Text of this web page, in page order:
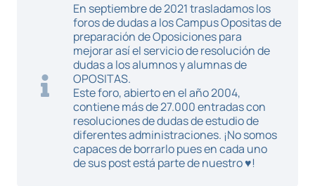
En septiembre de 2021 trasladamos los
foros de dudas a los Campus Opositas de
preparación de Oposiciones para
mejorar así el servicio de resolución de
dudas a los alumnos y alumnas de
OPOSITAS.
Este foro, abierto en el año 2004,
contiene más de 27.000 entradas con
resoluciones de dudas de estudio de
diferentes administraciones. ¡No somos
capaces de borrarlo pues en cada uno
de sus post está parte de nuestro ♥!